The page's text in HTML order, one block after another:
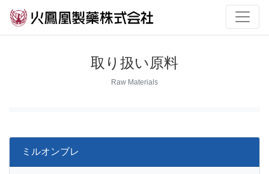
取り扱い原料
Raw Materials
ミルオンブレ